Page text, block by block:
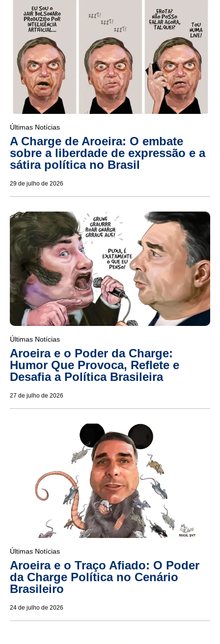
Últimas Notícias
A Charge de Aroeira: O embate
sobre a liberdade de expressão e a
sátira política no Brasil
29 de julho de 2026
Últimas Notícias
Aroeira e o Poder da Charge:
Humor Que Provoca, Reflete e
Desafia a Política Brasileira
27 de julho de 2026
Últimas Notícias
Aroeira e o Traço Afiado: O Poder
da Charge Política no Cenário
Brasileiro
24 de julho de 2026